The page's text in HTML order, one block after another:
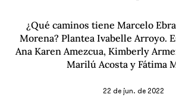
¿Qué caminos tiene Marcelo
Morena? Plantea Ivabelle Arroyo.
Ana Karen Amezcua, Kimberly
Marilú Acosta y Fátima
22 de jun. de 2022